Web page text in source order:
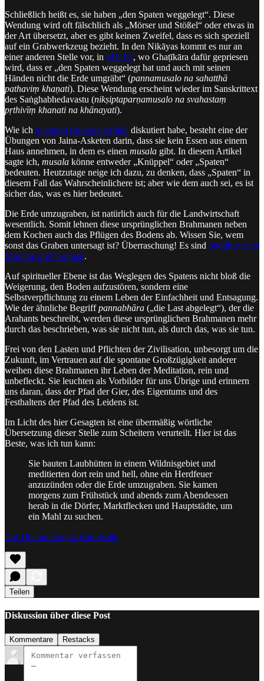
Schließlich heißt es, sie haben „den Spaten weggelegt“. Diese
Wendung wird oft fälschlich als „Mörser und Stößel“ oder etwas in
der Art übersetzt, aber es gibt keinen Zweifel, dass es sich speziell
auf ein Grabwerkzeug bezieht. In den Nikāyas kommt es nur an
einer anderen Stelle vor, in MN 81 , wo Ghaṭīkāra dafür gepriesen
wird, dass er „den Spaten weggelegt hat und auch mit seinen
Händen nicht die Erde umgräbt“ (pannamusalo na sahatthā
pathaviṃ khaṇati). Diese Wendung erscheint wieder im Sanskrittext
des Saṅghabhedavastu (nikṣiptaparṇamusalo na svahastaṃ
pṛthivīṃ khanati na khānayati).
Wie ich in einem früheren Artikel diskutiert habe, besteht eine der
Übungen von Jaina-Asketen darin, dass sie kein Essen aus einem
Haus annehmen, in dem es einen musala gibt. In diesem Artikel
sagte ich, musala könne entweder „Knüppel“ oder „Spaten“
bedeuten. Heutzutage neige ich dazu, zu denken, dass „Spaten“ in
diesem Fall das Wahrscheinlichere ist; aber wie dem auch sei, es ist
sicher das, was es hier bedeutet.
Die Erde umzugraben, ist natürlich auch für die Landwirtschaft
wesentlich. Somit lehnen diese ursprünglichen Brahmanen neben
dem Kochen auch das Pflügen des Bodens ab. Wissen Sie, wem
sonst das Graben untersagt ist? Überraschung! Es sind buddhistische
Mönche und Nonnen.
Auf spiritueller Ebene ist das Weglegen des Spatens nicht bloß die
Weigerung, den Boden aufzustören, sondern eine
Selbstverpflichtung zu einem Leben der Einfachheit und Entsagung.
Wie der ähnliche Begriffpannabhāra („die Last abgelegt“), der die
Arahants beschreibt, werden diese ursprünglichen Brahmanen mehr
durch das beschrieben, was sie nicht tun, als durch das, was sie tun.
Frei von den Lasten und Pflichten der Zivilisation, unbesorgt um die
Zukunft, im Vertrauen auf die spontane Großzügigkeit anderer
weihen diese Brahmanen ihr Leben der Meditation, rein und
unbefleckt. Sie leuchten als Vorbilder für uns Übrige und erinnern
uns daran, dass der Pfad der Gier, des Eigentums und des
Festhaltens der Pfad des Leidens ist.
Im Licht des hier Gesagten ist eine übermäßig wörtliche
Übersetzung dieser Stelle zum Scheitern verurteilt. Hier ist das
Beste, was ich tun kann:
Sie bauten Laubhütten in einem Wildnisgebiet und
meditierten dort rein und hell, ohne ein Herdfeuer
anzuzünden oder die Erde umzugraben. Sie kamen
morgens zum Frühstück und abends zum Abendessen
herab in die Dörfer, Marktflecken und Hauptstädte, um
ein Mahl zu suchen.
Zur Dhammaregen-Hauptseite
Teilen
Diskussion über diese Post
Kommentare Restacks